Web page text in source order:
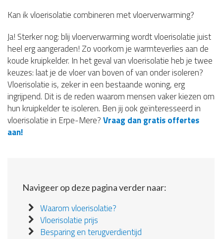
Kan ik vloerisolatie combineren met vloerverwarming?
Ja! Sterker nog: blij vloerverwarming wordt vloerisolatie juist
heel erg aangeraden! Zo voorkom je warmteverlies aan de
koude kruipkelder. In het geval van vloerisolatie heb je twee
keuzes: laat je de vloer van boven of van onder isoleren?
Vloerisolatie is, zeker in een bestaande woning, erg
ingrijpend. Dit is de reden waarom mensen vaker kiezen om
hun kruipkelder te isoleren. Ben jij ook geïnteresseerd in
vloerisolatie in Erpe-Mere?Vraag dan gratis offertes
aan!
Navigeer op deze pagina verder naar:
Waarom vloerisolatie?
Vloerisolatie prijs
Besparing en terugverdientijd